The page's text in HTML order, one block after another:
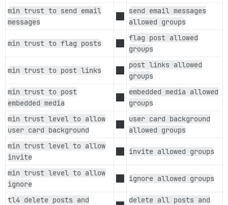
min trust to send email
messages
send email messages
allowed groups
min trust to flag posts
flag post allowed
groups
min trust to post links
post links allowed
groups
min trust to post
embedded media
embedded media allowed
groups
min trust level to allow
user card background
user card background
allowed groups
min trust level to allow
invite
invite allowed groups
min trust level to allow
ignore
ignore allowed groups
tl4 delete posts and
delete all posts and